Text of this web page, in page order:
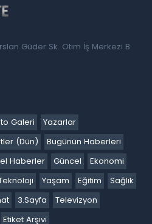
Güder Sk. Otim İş Merkezi B
Galeri
Yazarlar
(Dün)
Bugünün Haberleri
Haberler Güncel
Ekonomi
Yaşam Eğitim
Sağlık
3.Sayfa
Televizyon
Etiket Arşivi